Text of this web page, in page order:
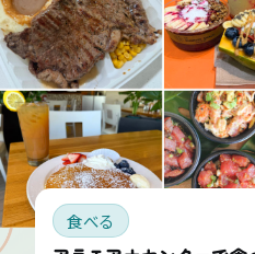
食べる